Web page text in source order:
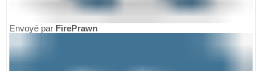
Envoyé par FirePrawn